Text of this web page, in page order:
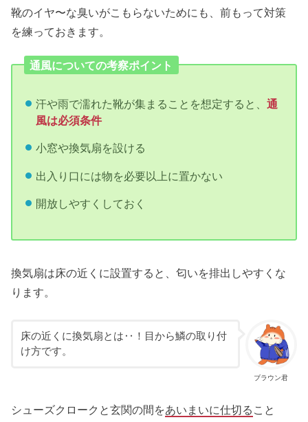
靴のイヤ〜な臭いがこもらないためにも、前もって対策
を練っておきます。
通風についての考察ポイント
汗や雨で濡れた靴が集まることを想定すると、 通
風は必須条件
小窓や換気扇を設ける
出入り口には物を必要以上に置かない
開放しやすくしておく
換気扇は床の近くに設置すると、匂いを排出しやすくな
ります。
ブラウン君
床の近くに換気扇とは‥！目から鱗の取り付
け方です。
シューズクロークと玄関の間をあいまいに仕切る こと